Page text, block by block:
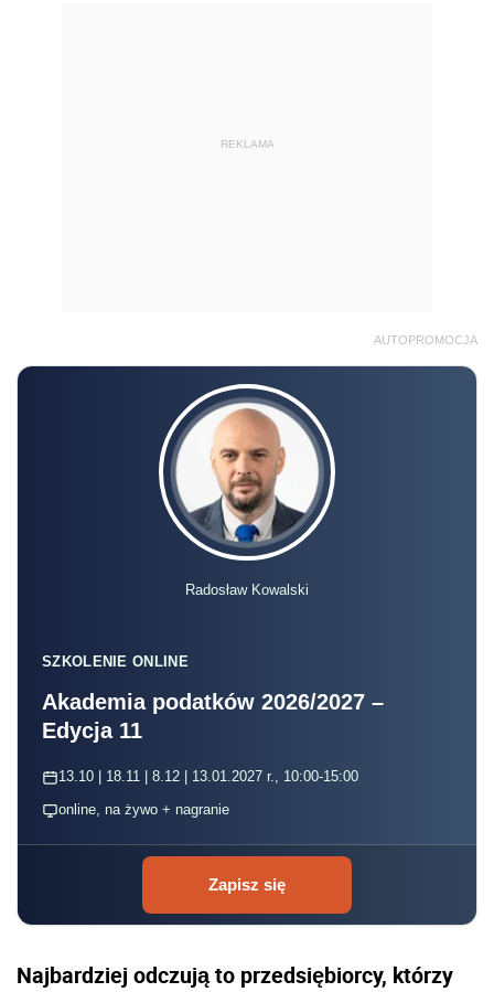
REKLAMA
AUTOPROMOCJA
Radosław Kowalski
SZKOLENIE ONLINE
Akademia podatków 2026/2027 –
Edycja 11
13.10 | 18.11 | 8.12 | 13.01.2027 r., 10:00-15:00
online, na żywo + nagranie
Zapisz się
Najbardziej odczują to przedsiębiorcy, którzy